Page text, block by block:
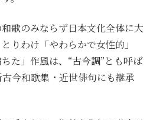
歌のみならず日本文化全体に大
りわけ「やわらかで女性的」
た」作風は、“古今調”とも呼ば
今和歌集・近世俳句にも継承